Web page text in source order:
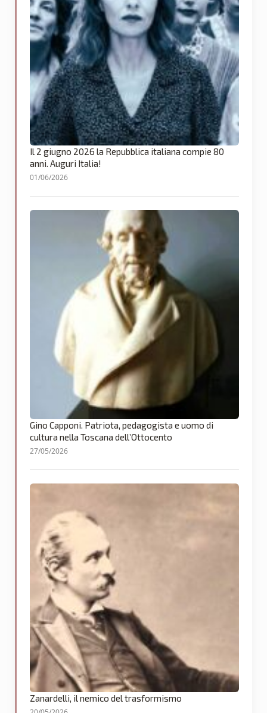
Il 2 giugno 2026 la Repubblica italiana compie 80
anni. Auguri Italia!
01/06/2026
Gino Capponi. Patriota, pedagogista e uomo di
cultura nella Toscana dell’Ottocento
27/05/2026
Zanardelli, il nemico del trasformismo